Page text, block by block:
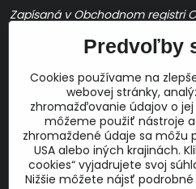
Zapísaná v Obchodnom registri
Prevádzková doba: pracovné dni
E-mail:
obchod@proaudio.sk
Bankové spojenie:
Slovenská sporiteľňa, a.s.
IBAN: SK48 0900 0000 0051
SWIFT: GIBASKBX
Predvoľby
Cookies používame na
webovej stránky,
zhromažďovanie údajov o
môžeme použiť nástroje
zhromaždené údaje sa môžu
USA alebo iných krajinách.
cookies“ vyjadrujete svoj
Nižšie môžete nájsť